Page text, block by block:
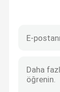
Çapraz
CNC
Döner